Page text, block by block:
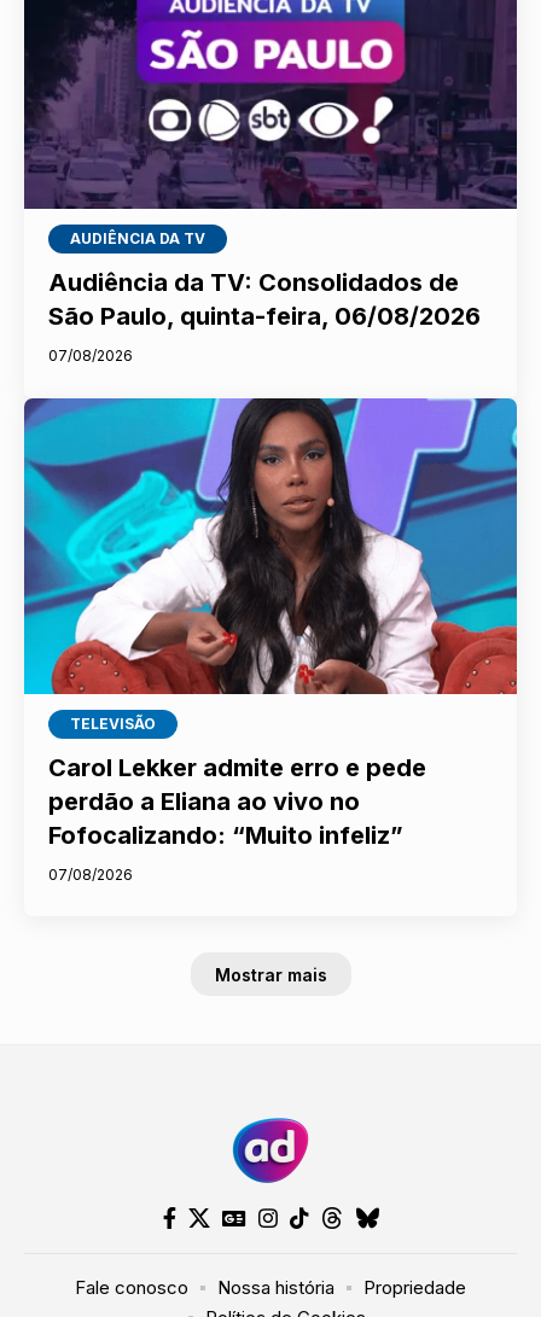
AUDIÊNCIA DA TV
Audiência da TV: Consolidados de
São Paulo, quinta-feira, 06/08/2026
07/08/2026
TELEVISÃO
Carol Lekker admite erro e pede
perdão a Eliana ao vivo no
Fofocalizando: “Muito infeliz”
07/08/2026
Mostrar mais
Fale conosco Nossa história
Propriedade